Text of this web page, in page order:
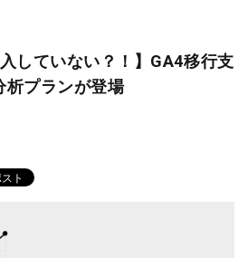
していない？！】GA4移行支
析プランが登場